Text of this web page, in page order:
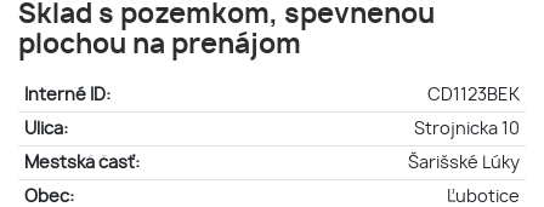
Sklad s pozemkom, spevnenou
plochou na prenájom
Interné ID:
CD1123BEK
Ulica:
Strojnicka 10
Mestská časť:
Šarišské Lúky
Obec:
Ľubotice